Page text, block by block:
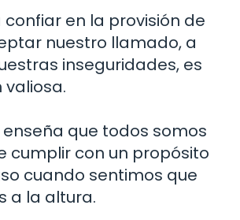
en la provisión de
nuestro llamado, a
inseguridades, es
valiosa.
enseña que todos somos
cumplir con un propósito
cuando sentimos que
a la altura.